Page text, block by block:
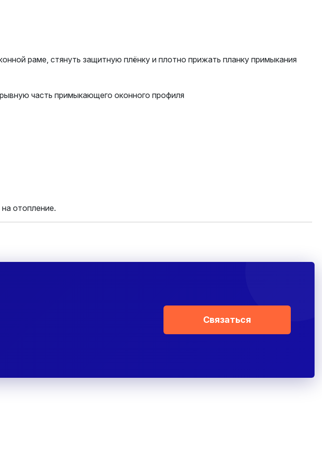
раме, стянуть защитную плёнку и плотно прижать планку примыкания
часть примыкающего оконного профиля
отопление.
Связаться